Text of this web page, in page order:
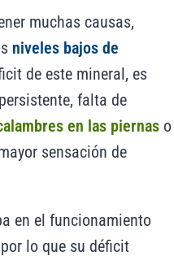
muchas causas,
niveles bajos de
de este mineral, es
falta de
en las piernas o
sensación de
en el funcionamiento
lo que su déficit